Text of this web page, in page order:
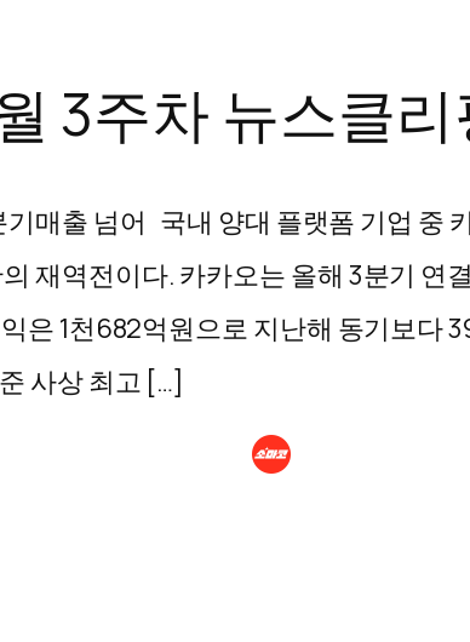
3주차 뉴스클리
매출 넘어 국내 양대 플랫폼 기업 중
재역전이다. 카카오는 올해 3분기 연
은 1천682억원으로 지난해 동기보다
사상 최고 […]